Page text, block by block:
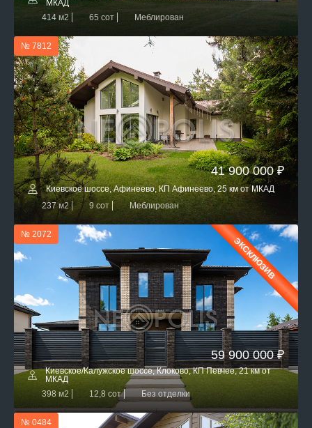
МКАД
414 м2
65 сот Меблирован
№ 7812
41 900 000 ₽
Киевское шоссе, Афинеево, КП Афинеево, 25 км от МКАД
237 м2
9 сот Меблирован
№ 2072
ЭКСКЛЮЗИВ
59 900 000 ₽
Киевское/Калужское шоссе, Клоково, КП Певчее, 21 км от
МКАД
398 м2
12,8 сот Без отделки
№ 0484